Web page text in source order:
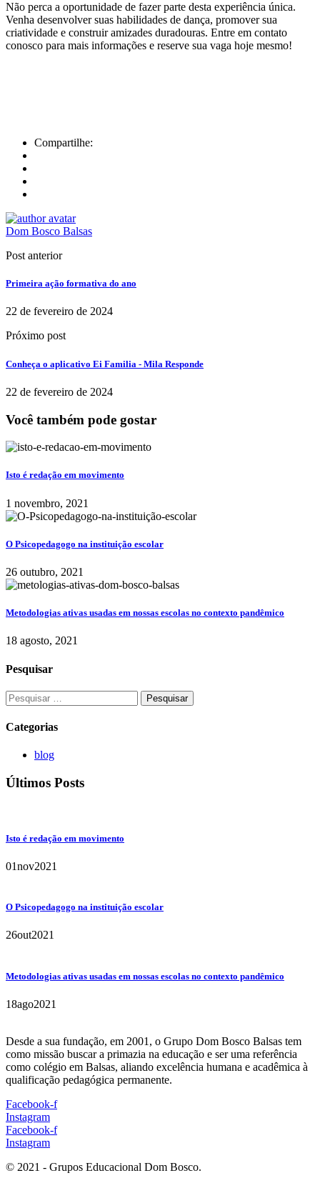
Não perca a oportunidade de fazer parte desta experiência única.
Venha desenvolver suas habilidades de dança, promover sua
criatividade e construir amizades duradouras. Entre em contato
conosco para mais informações e reserve sua vaga hoje mesmo!
Compartilhe:
Dom Bosco Balsas
Post anterior
Primeira ação formativa do ano
22 de fevereiro de 2024
Próximo post
Conheça o aplicativo Ei Familia - Mila Responde
22 de fevereiro de 2024
Você também pode gostar
Isto é redação em movimento
1 novembro, 2021
O Psicopedagogo na instituição escolar
26 outubro, 2021
Metodologias ativas usadas em nossas escolas no contexto pandêmico
18 agosto, 2021
Pesquisar
Pesquisar
por:
Categorias
blog
Últimos Posts
Isto é redação em movimento
01nov2021
O Psicopedagogo na instituição escolar
26out2021
Metodologias ativas usadas em nossas escolas no contexto pandêmico
18ago2021
Desde a sua fundação, em 2001, o Grupo Dom Bosco Balsas tem
como missão buscar a primazia na educação e ser uma referência
como colégio em Balsas, aliando excelência humana e acadêmica à
qualificação pedagógica permanente.
Facebook-f
Instagram
Facebook-f
Instagram
© 2021 - Grupos Educacional Dom Bosco.